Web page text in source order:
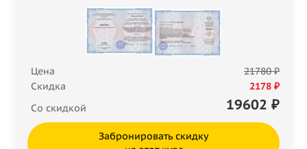
Цена
21780 ₽
Скидка
2178 ₽
Со скидкой
19602 ₽
Забронировать скидку